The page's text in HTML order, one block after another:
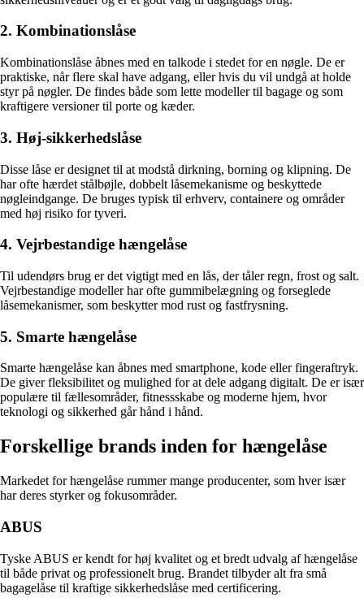
2. Kombinationslåse
Kombinationslåse åbnes med en talkode i stedet for en nøgle. De er
praktiske, når flere skal have adgang, eller hvis du vil undgå at holde
styr på nøgler. De findes både som lette modeller til bagage og som
kraftigere versioner til porte og kæder.
3. Høj-sikkerhedslåse
Disse låse er designet til at modstå dirkning, borning og klipning. De
har ofte hærdet stålbøjle, dobbelt låsemekanisme og beskyttede
nøgleindgange. De bruges typisk til erhverv, containere og områder
med høj risiko for tyveri.
4. Vejrbestandige hængelåse
Til udendørs brug er det vigtigt med en lås, der tåler regn, frost og salt.
Vejrbestandige modeller har ofte gummibelægning og forseglede
låsemekanismer, som beskytter mod rust og fastfrysning.
5. Smarte hængelåse
Smarte hængelåse kan åbnes med smartphone, kode eller fingeraftryk.
De giver fleksibilitet og mulighed for at dele adgang digitalt. De er især
populære til fællesområder, fitnessskabe og moderne hjem, hvor
teknologi og sikkerhed går hånd i hånd.
Forskellige brands inden for hængelåse
Markedet for hængelåse rummer mange producenter, som hver især
har deres styrker og fokusområder.
ABUS
Tyske ABUS er kendt for høj kvalitet og et bredt udvalg af hængelåse
til både privat og professionelt brug. Brandet tilbyder alt fra små
bagagelåse til kraftige sikkerhedslåse med certificering.